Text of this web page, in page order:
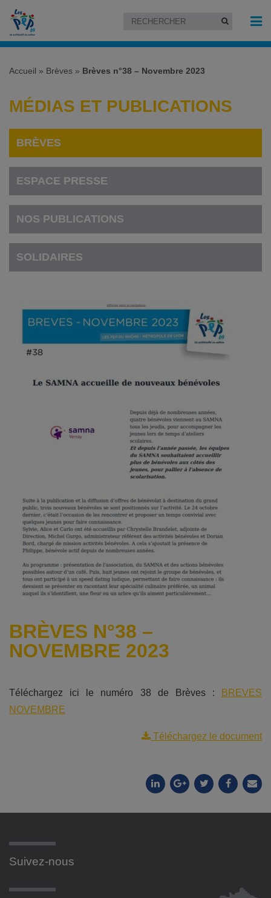
Accueil » Brèves » Brèves n°38 – Novembre 2023
MÉDIAS ET PUBLICATIONS
BRÈVES
ESPACE PRESSE
NOS PUBLICATIONS
SOLIDAIRES
BRÈVES N°38 –
NOVEMBRE 2023
Téléchargez ici le numéro 38 de Brèves :
BREVES
NOVEMBRE
Téléchargez le document
Suivez-nous